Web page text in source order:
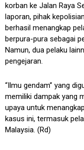
korban ke Jalan Raya
laporan, pihak
berhasil menangkap
berpura-pura sebagai
Namun, dua pelaku
pengejaran.
“Ilmu gendam” yang
memiliki dampak yang
upaya untuk
kasus ini, termasuk
Malaysia. (Rd)